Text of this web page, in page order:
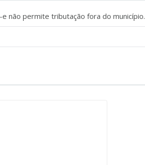
não permite tributação fora do município.